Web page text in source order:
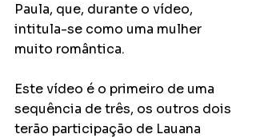
Paula, que, durante o vídeo,
intitula-se como uma mulher
muito romântica.
Este vídeo é o primeiro de uma
sequência de três, os outros dois
terão participação de Lauana